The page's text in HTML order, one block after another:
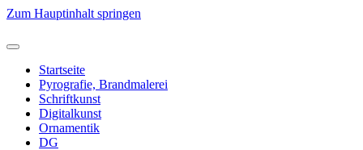
Zum Hauptinhalt springen
Startseite
Pyrografie, Brandmalerei
Schriftkunst
Digitalkunst
Ornamentik
DG